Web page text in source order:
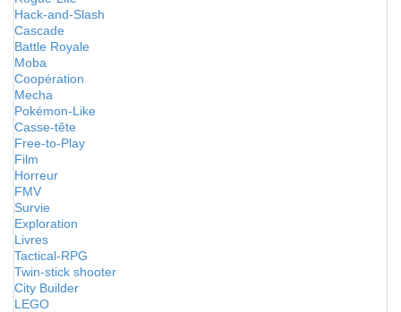
Hack-and-Slash
Cascade
Battle Royale
Moba
Coopération
Mecha
Pokémon-Like
Casse-tête
Free-to-Play
Film
Horreur
FMV
Survie
Exploration
Livres
Tactical-RPG
Twin-stick shooter
City Builder
LEGO